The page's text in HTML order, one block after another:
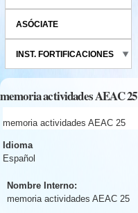
ASÓCIATE
INST. FORTIFICACIONES
memoria actividades AEAC 25
memoria actividades AEAC 25
Idioma
Español
Nombre Interno:
memoria actividades AEAC 25